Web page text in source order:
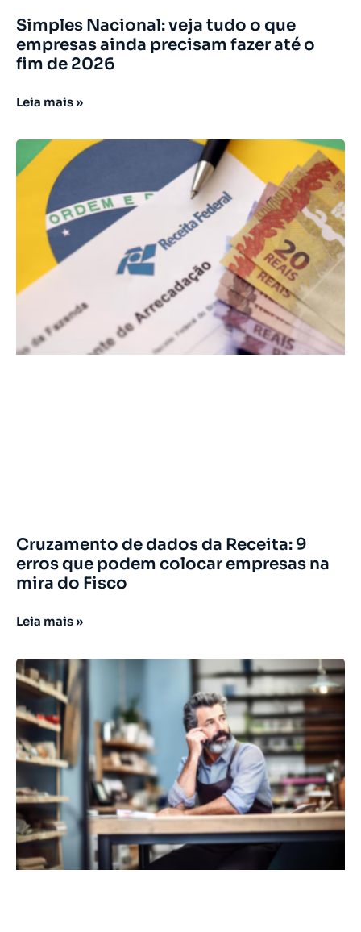
Simples Nacional: veja tudo o que
empresas ainda precisam fazer até o
fim de 2026
Leia mais »
Cruzamento de dados da Receita: 9
erros que podem colocar empresas na
mira do Fisco
Leia mais »